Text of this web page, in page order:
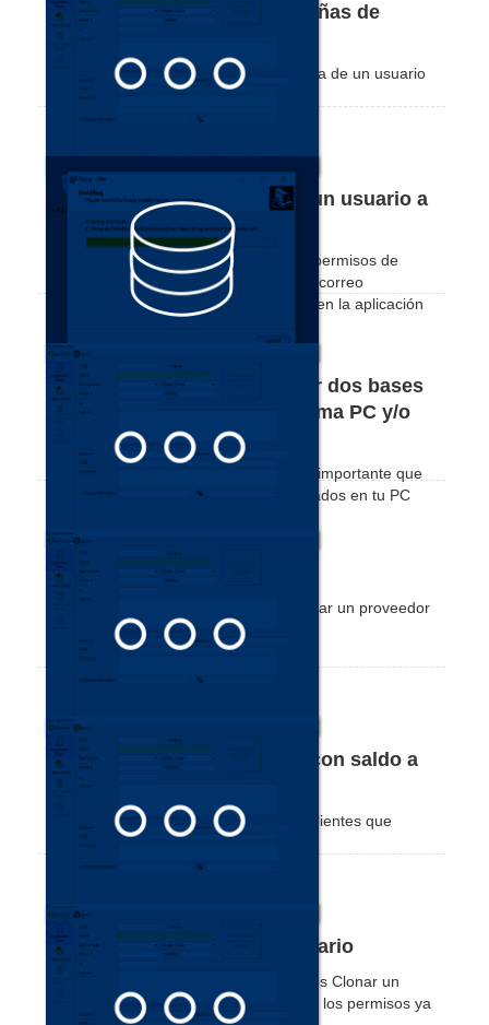
Cómo crear y editar contraseñas de
usuario
Vea cómo crear o cambiar la contraseña de un usuario
registrado en Nex.
Cómo habilitar el acceso de un usuario a
la aplicación de ventas Nex
Vea cómo permitir que un usuario con permisos de
acceso restringidos inicie sesión con el correo
electrónico y la contraseña del usuario en la aplicación
¿Por qué no podemos utilizar dos bases
de datos diferentes en la misma PC y/o
en la misma red local?
En este breve tutorial, te explicamos lo importante que
es que no tengas dos servidores instalados en tu PC
Cómo registrar un proveedor
Mira lo sencillo y práctico que es registrar un proveedor
en tu Nex.
Cómo mostrar solo clientes con saldo a
favor
Vea cómo filtrar para mostrar solo los clientes que
tienen saldo a favor en su cuenta.
Cómo clonar o copiar un usuario
En este tutorial vas a aprender lo fácil es Clonar un
usuario, esto facilita la configuración de los permisos ya